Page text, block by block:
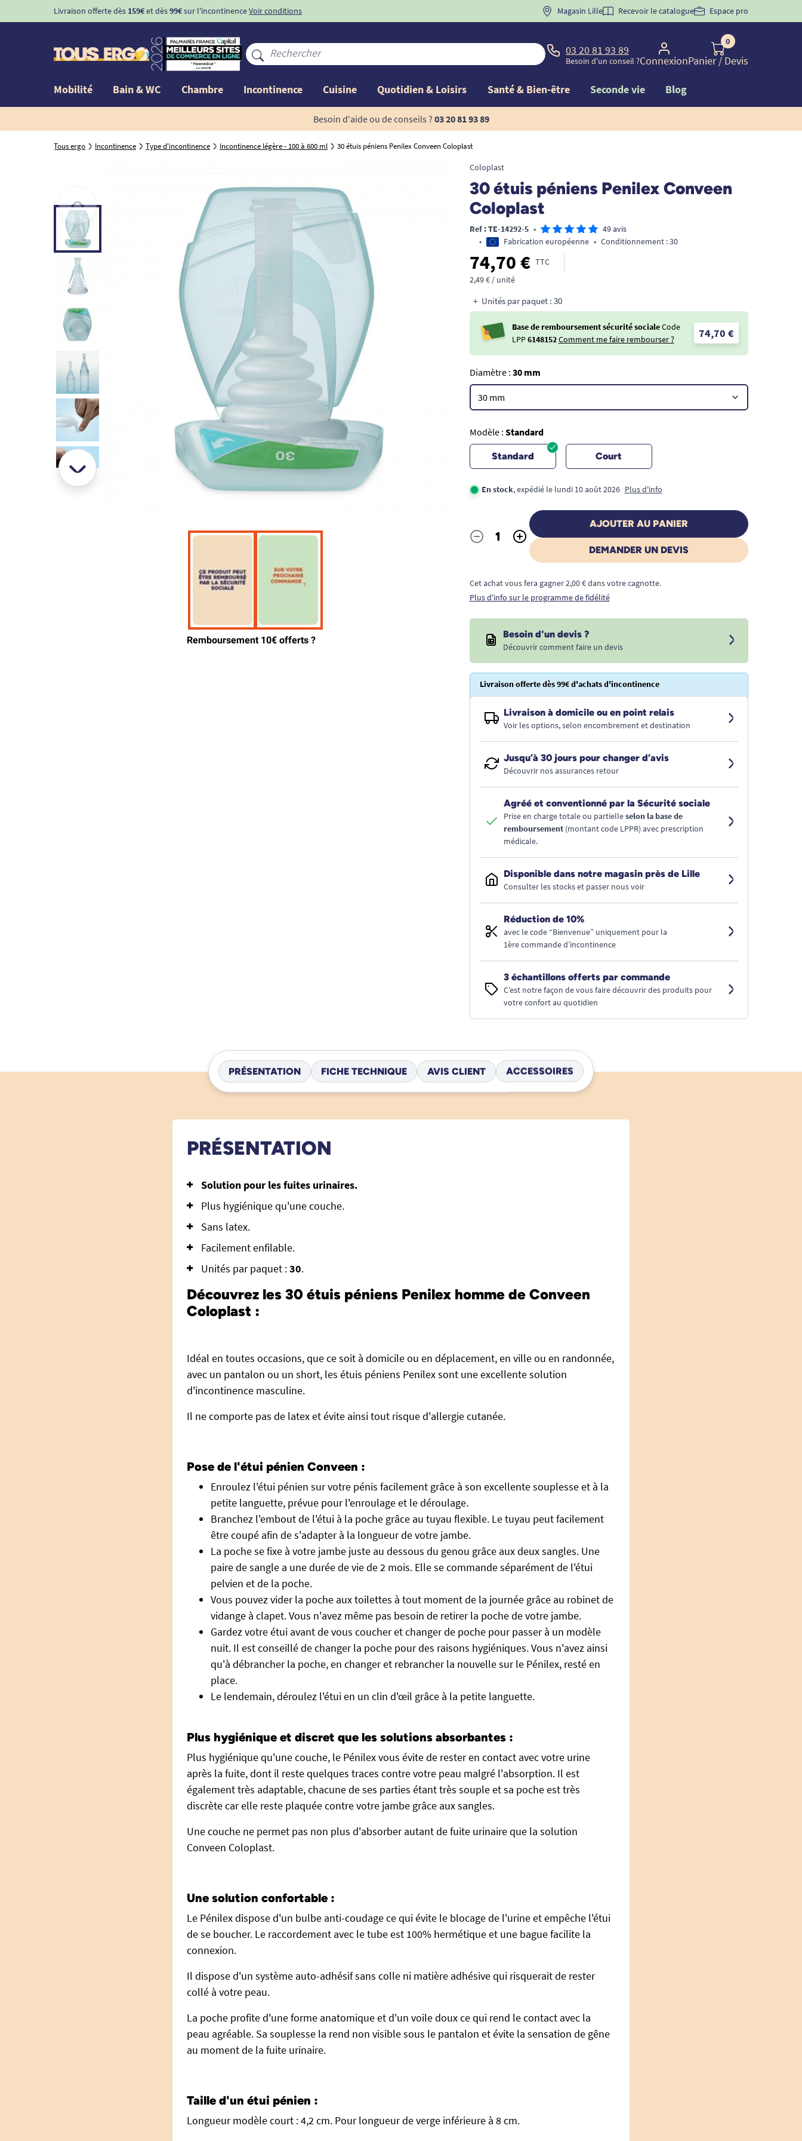
Livraison offerte dès 159€et dès99€sur l'incontinenceVoir conditions BIENVENUE" pourla 1ère commande d'incontinence
Magasin Lille Recevoir le catalogue Espace pro
03 20 81 93 89
Besoin d'un conseil ?Connexion
0
Panier/ Devis
Mobilité Bain & WC Chambre Incontinence Cuisine Quotidien & Loisirs Santé & Bien-être Seconde vie Blog
Besoin d'aide ou de conseils ? 03 20 81 93 89
Tous ergo Incontinence Type d'incontinence Incontinence légère - 100 à 600 ml 30 étuis péniens Penilex Conveen Coloplast
Coloplast
30 étuis péniens Penilex Conveen
Coloplast
Ref : TE-14292-5 •
49 avis
•
Fabrication européenne • Conditionnement : 30
74,70 € TTC
2,49 € / unité
Unités par paquet : 30
Base de remboursement sécurité socialeCode
LPP6148152Comment me faire rembourser ? 74,70 €
Diamètre : 30 mm
Modèle : Standard
Standard Court
En stock, expédié le lundi 10 août 2026 Plus d'info
Quantité
- +
AJOUTER AU PANIER
DEMANDER UN DEVIS
Cet achat vous fera gagner 2,00 € dans votre cagnotte.
Plus d'info sur le programme de fidélité
Besoin d'un devis ?
Découvrir comment faire un devis
Livraison offerte dès 99€ d'achats d'incontinence
Livraison à domicile ou en point relais
Voir les options, selon encombrement et destination
Jusqu’à 30 jours pour changer d’avis
Découvrir nos assurances retour
Agréé et conventionné par la Sécurité sociale
Prise en charge totale ou partielleselon la base de
remboursement (montant code LPPR) avec prescription
médicale.
Disponible dans notre magasin près de Lille
Consulter les stocks et passer nous voir
Réduction de 10%
avec le code “Bienvenue” uniquement pour la
1ère commande d’incontinence
3 échantillons offerts par commande
C’est notre façon de vous faire découvrir des produits pour
votre confort au quotidien
PRÉSENTATION FICHE TECHNIQUE AVIS CLIENT ACCESSOIRES
PRÉSENTATION
Solution pour les fuites urinaires.
Plus hygiénique qu'une couche.
Sans latex.
Facilement enfilable.
Unités par paquet :30.
Découvrez les 30 étuis péniens Penilex homme de Conveen
Coloplast :
Idéal en toutes occasions, que ce soit à domicile ou en déplacement, en ville ou en randonnée,
avec un pantalon ou un short, les étuis péniens Penilex sont une excellente solution
d'incontinence masculine.
Il ne comporte pas de latex et évite ainsi tout risque d'allergie cutanée.
Pose de l'étui pénien Conveen :
Enroulez l'étui pénien sur votre pénis facilement grâce à son excellente souplesse et à la
petite languette, prévue pour l'enroulage et le déroulage.
Branchez l'embout de l'étui à la poche grâce au tuyau flexible. Le tuyau peut facilement
être coupé afin de s'adapter à la longueur de votre jambe.
La poche se fixe à votre jambe juste au dessous du genou grâce aux deux sangles. Une
paire de sangle a une durée de vie de 2 mois. Elle se commande séparément de l'étui
pelvien et de la poche.
Vous pouvez vider la poche aux toilettes à tout moment de la journée grâce au robinet de
vidange à clapet. Vous n'avez même pas besoin de retirer la poche de votre jambe.
Gardez votre étui avant de vous coucher et changer de poche pour passer à un modèle
nuit. Il est conseillé de changer la poche pour des raisons hygiéniques. Vous n'avez ainsi
qu'à débrancher la poche, en changer et rebrancher la nouvelle sur le Pénilex, resté en
place.
Le lendemain, déroulez l'étui en un clin d'œil grâce à la petite languette.
Plus hygiénique et discret que les solutions absorbantes :
Plus hygiénique qu'une couche, le Pénilex vous évite de rester en contact avec votre urine
après la fuite, dont il reste quelques traces contre votre peau malgré l'absorption. Il est
également très adaptable, chacune de ses parties étant très souple et sa poche est très
discrète car elle reste plaquée contre votre jambe grâce aux sangles.
Une couche ne permet pas non plus d'absorber autant de fuite urinaire que la solution
Conveen Coloplast.
Une solution confortable :
Le Pénilex dispose d'un bulbe anti-coudage ce qui évite le blocage de l'urine et empêche l'étui
de se boucher. Le raccordement avec le tube est 100% hermétique et une bague facilite la
connexion.
Il dispose d'un système auto-adhésif sans colle ni matière adhésive qui risquerait de rester
collé à votre peau.
La poche profite d'une forme anatomique et d'un voile doux ce qui rend le contact avec la
peau agréable. Sa souplesse la rend non visible sous le pantalon et évite la sensation de gêne
au moment de la fuite urinaire.
Taille d'un étui pénien :
Longueur modèle court : 4,2 cm. Pour longueur de verge inférieure à 8 cm.